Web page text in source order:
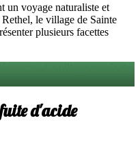
un voyage naturaliste et
le village de Sainte
plusieurs facettes
d'acide